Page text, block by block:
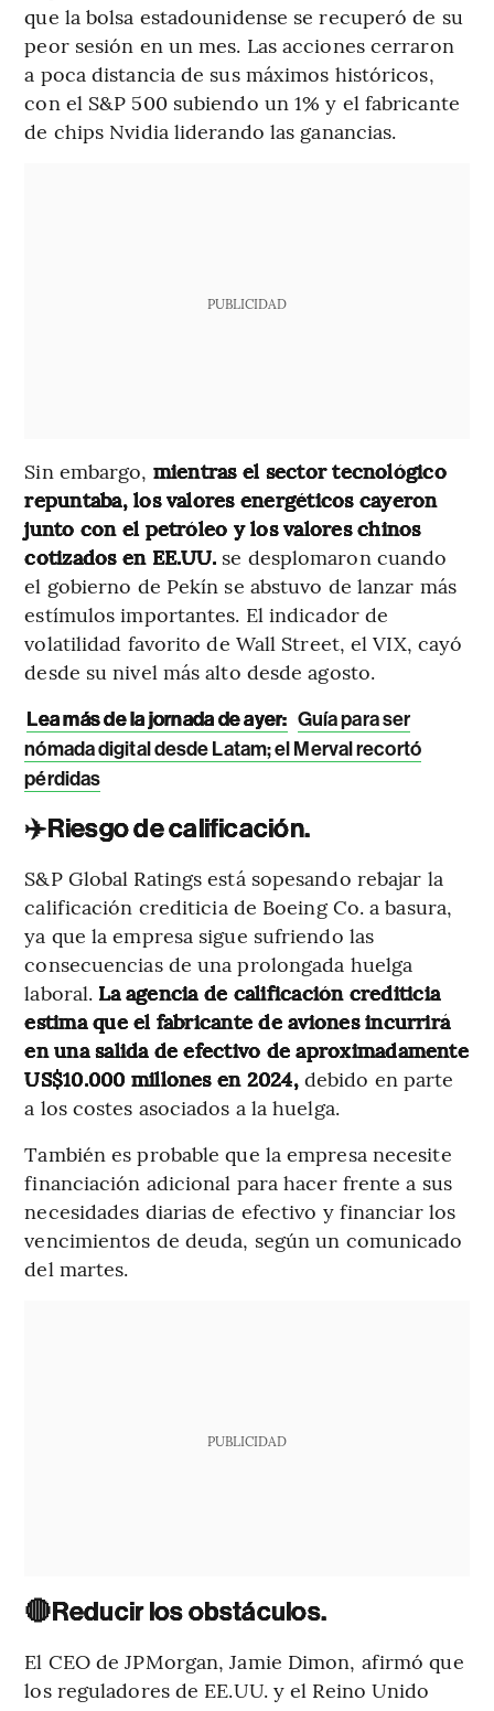
que la bolsa estadounidense se recuperó de su
peor sesión en un mes. Las acciones cerraron
a poca distancia de sus máximos históricos,
con el S&P 500 subiendo un 1% y el fabricante
de chips Nvidia liderando las ganancias.
PUBLICIDAD
Sin embargo, mientras el sector tecnológico
repuntaba, los valores energéticos cayeron
junto con el petróleo y los valores chinos
cotizados en EE.UU. se desplomaron cuando
el gobierno de Pekín se abstuvo de lanzar más
estímulos importantes. El indicador de
volatilidad favorito de Wall Street, el VIX, cayó
desde su nivel más alto desde agosto.
Lea más de la jornada de ayer: Guía para ser
nómada digital desde Latam; el Merval recortó
pérdidas
✈️Riesgo de calificación.
S&P Global Ratings está sopesando rebajar la
calificación crediticia de Boeing Co. a basura,
ya que la empresa sigue sufriendo las
consecuencias de una prolongada huelga
laboral. La agencia de calificación crediticia
estima que el fabricante de aviones incurrirá
en una salida de efectivo de aproximadamente
US$10.000 millones en 2024,debido en parte
a los costes asociados a la huelga.
También es probable que la empresa necesite
financiación adicional para hacer frente a sus
necesidades diarias de efectivo y financiar los
vencimientos de deuda, según un comunicado
del martes.
PUBLICIDAD
🔴Reducir los obstáculos.
El CEO de JPMorgan, Jamie Dimon, afirmó que
los reguladores de EE.UU. y el Reino Unido